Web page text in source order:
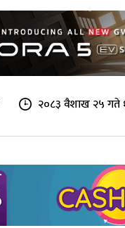
२०८३ वैशाख २५ गते